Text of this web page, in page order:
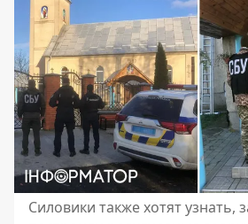
Силовики также хотят узнать,